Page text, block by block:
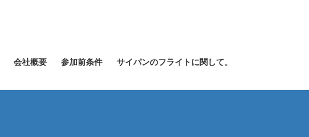
会社概要 参加前条件 サイパンのフライトに関して。